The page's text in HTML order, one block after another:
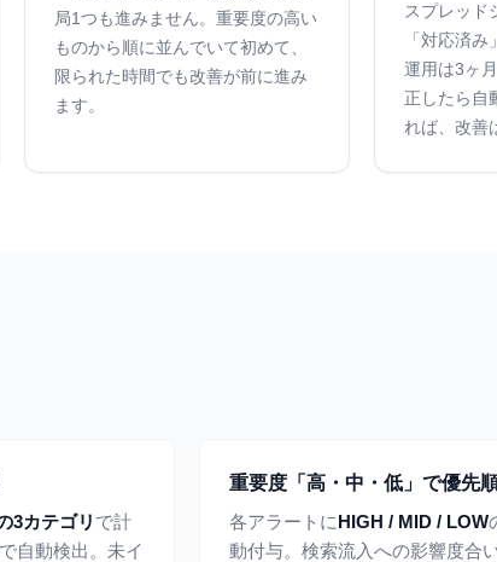
局1つも進みません。重要度の高い
ものから順に並んでいて初めて、
限られた時間でも改善が前に進み
ます。
スプレッド
「対応済
運用は3ヶ
正したら自
れば、改善
3カテゴリ で計
自動検出。未イ
重要度「高・中・低」で優先
各アラートにHIGH / MID / LOW
動付与。検索流入への影響度合